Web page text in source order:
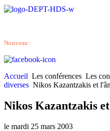
Nouveau :
Accueil Les conférences Les
diverses Nikos Kazantzakis et
Nikos Kazantzakis
le mardi 25 mars 2003